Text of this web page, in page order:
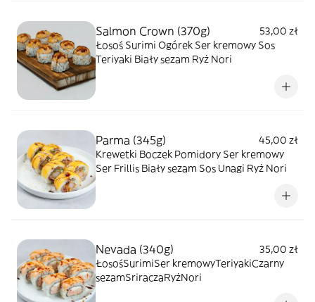
Salmon Crown (370g)
53,00 zł
Łosoś Surimi Ogórek Ser kremowy Sos
Teriyaki Biały sezam Ryż Nori
Parma (345g)
45,00 zł
Krewetki Boczek Pomidory Ser kremowy
Ser Frillis Biały sezam Sos Unagi Ryż Nori
Nevada (340g)
35,00 zł
ŁosośSurimiSer kremowyTeriyakiCzarny
sezamSriraczaRyżNori